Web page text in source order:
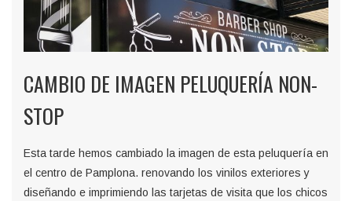
CAMBIO DE IMAGEN PELUQUERÍA NON-
STOP
Esta tarde hemos cambiado la imagen de esta peluquería en
el centro de Pamplona. renovando los vinilos exteriores y
diseñando e imprimiendo las tarjetas de visita que los chicos